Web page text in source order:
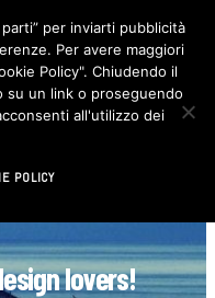
F
c
e
b
o
I
n
s
t
lovers!
per inviarti pubblicità
Per avere maggiori
Policy". Chiudendo il
su un link o proseguendo
all'utilizzo dei
POLICY